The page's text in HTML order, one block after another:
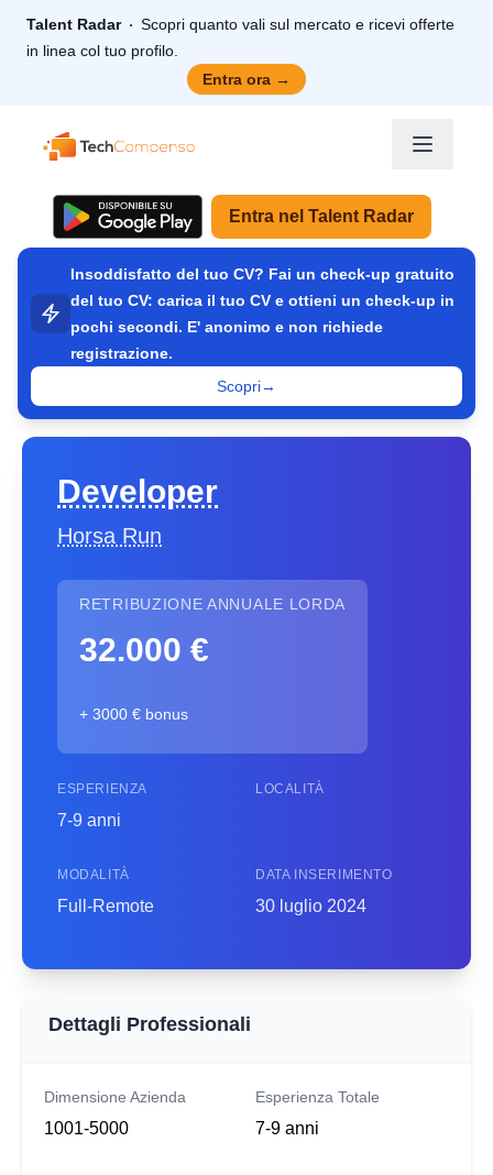
Talent Radar
Scopri quanto vali sul mercato e ricevi offerte
in linea col tuo profilo.
Entra ora →
TechCompenso
Entra nel Talent Radar
Insoddisfatto del tuo CV? Fai un check-up gratuito
del tuo CV: carica il tuo CV e ottieni un check-up in
pochi secondi. E' anonimo e non richiede
registrazione.
Scopri→
Developer
Horsa Run
RETRIBUZIONE ANNUALE LORDA
32.000 €
+ 3000 € bonus
ESPERIENZA
7-9 anni
LOCALITÀ
MODALITÀ
Full-Remote
DATA INSERIMENTO
30 luglio 2024
Dettagli Professionali
Dimensione Azienda
1001-5000
Esperienza Totale
7-9 anni